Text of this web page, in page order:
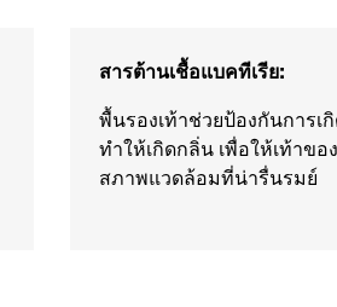
สารต้านเชื้อแบคทีเรีย:
พื้นรองเท้าช่วยป้องกันการเ
ทำให้เกิดกลิ่น เพื่อให้เท้าข
สภาพแวดล้อมที่น่ารื่นรมย์